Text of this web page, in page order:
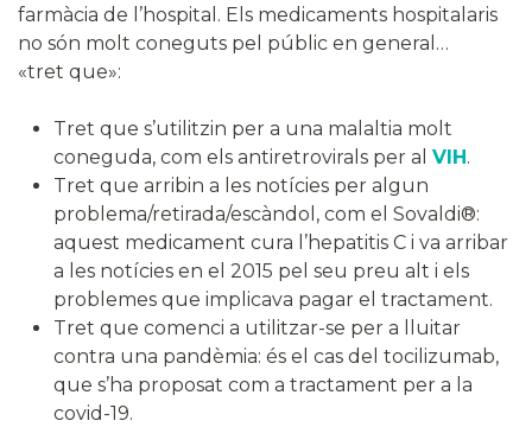
farmàcia de l’hospital. Els medicaments hospitalaris
no són molt coneguts pel públic en general…
«tret que»:
Tret que s’utilitzin per a una malaltia molt
coneguda, com els antiretrovirals per al VIH .
Tret que arribin a les notícies per algun
problema/retirada/escàndol, com el Sovaldi®:
aquest medicament cura l’hepatitis C i va arribar
a les notícies en el 2015 pel seu preu alt i els
problemes que implicava pagar el tractament.
Tret que comenci a utilitzar-se per a lluitar
contra una pandèmia: és el cas del tocilizumab,
que s’ha proposat com a tractament per a la
covid-19.